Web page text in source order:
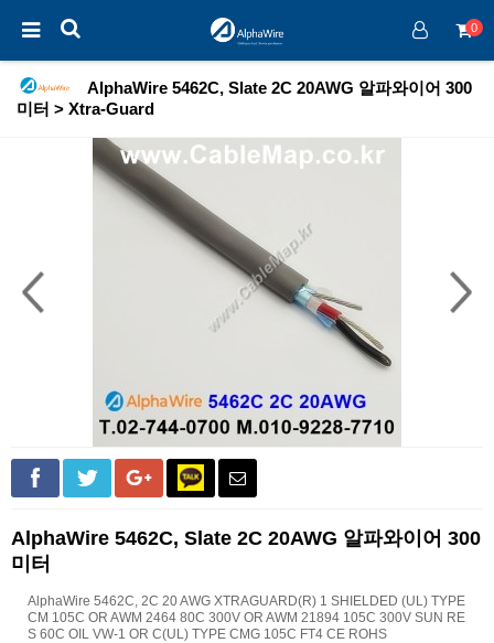
0
AlphaWire 5462C, Slate 2C 20AWG 알파와이어 300
미터 > Xtra-Guard
AlphaWire 5462C, Slate 2C 20AWG 알파와이어 300
미터
AlphaWire 5462C, 2C 20 AWG XTRAGUARD(R) 1 SHIELDED (UL) TYPE
CM 105C OR AWM 2464 80C 300V OR AWM 21894 105C 300V SUN RE
S 60C OIL VW-1 OR C(UL) TYPE CMG 105C FT4 CE ROHS